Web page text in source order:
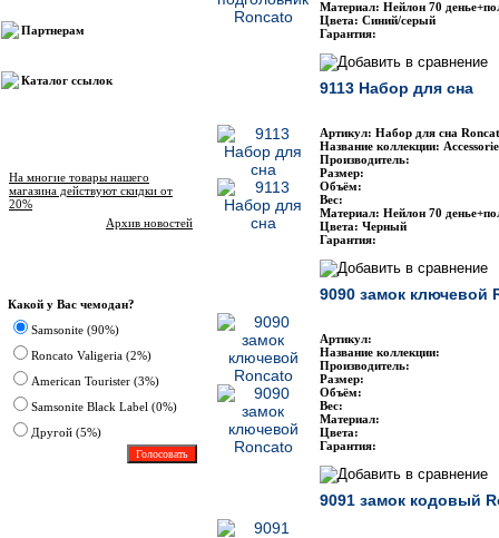
Партнерам
Каталог ссылок
На многие товары нашего
магазина действуют скидки от
20%
Архив новостей
Какой у Вас чемодан?
Samsonite (90%)
Roncato Valigeria (2%)
American Tourister (3%)
Samsonite Black Label (0%)
Другoй (5%)
Материал: Нейлон 70
Цвета: Синий/серый
Гарантия:
9113 Набор для сна
Артикул: Набор для сна
Название коллекции:
Производитель:
Размер:
Объём:
Вес:
Материал: Нейлон 70
Цвета: Черный
Гарантия:
9090 замок ключевой
Артикул:
Название коллекции:
Производитель:
Размер:
Объём:
Вес:
Материал:
Цвета:
Гарантия:
9091 замок кодовый